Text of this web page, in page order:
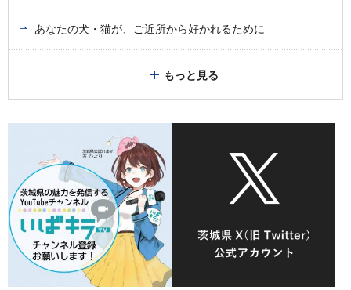
あなたの犬・猫が、ご近所から好かれるために
もっと見る